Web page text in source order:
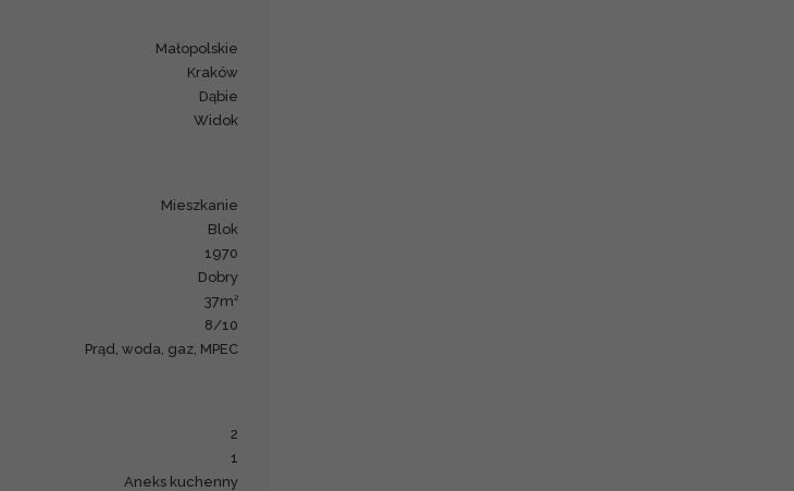
małopolskie
Kraków
Dąbie
Widok
mieszkanie
blok
1970
Dobry
37m2
8/10
Prąd, woda, gaz, MPEC
2
1
Aneks kuchenny